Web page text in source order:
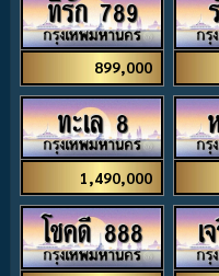
ที่รัก 789
899,000
ทะเล 8
1,490,000
โชคดี 888 เ